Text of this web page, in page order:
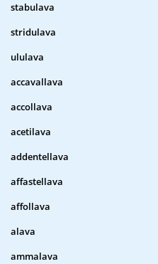
stabulava
stridulava
ululava
accavallava
accollava
acetilava
addentellava
affastellava
affollava
alava
ammalava